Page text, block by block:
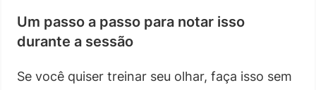
Um passo a passo para notar isso
durante a sessão
Se você quiser treinar seu olhar, faça isso sem